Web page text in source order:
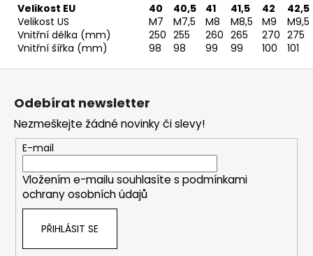
Velikost EU 40 40,5 41 41,5 42
42,5
Velikost US
M7 M7,5 M8 M8,5 M9
M9,5
Vnitřní délka (mm)
250 255 260 265 270 275
Vnitřní šířka (mm)
98 98 99 99 100 101
Z
Odebírat newsletter
Nezmeškejte žádné novinky či slevy!
E-mail
Vložením e-mailu souhlasíte s podmínkami
ochrany osobních údajů
PŘIHLÁSIT SE